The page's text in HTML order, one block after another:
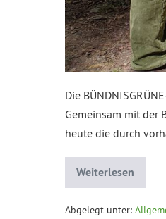
Die
Gemeinsam mit der
heute die durch
Weiterlesen
Abgelegt unter: